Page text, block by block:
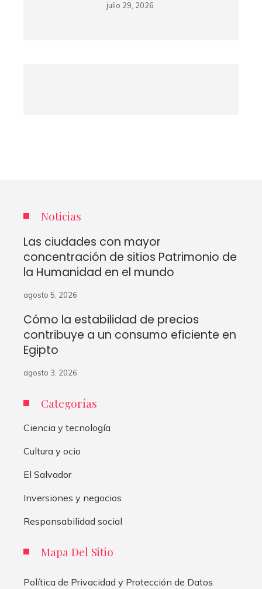
julio 29, 2026
Noticias
Las ciudades con mayor
concentración de sitios Patrimonio de
la Humanidad en el mundo
agosto 5, 2026
Cómo la estabilidad de precios
contribuye a un consumo eficiente en
Egipto
agosto 3, 2026
Categorías
Ciencia y tecnología
Cultura y ocio
El Salvador
Inversiones y negocios
Responsabilidad social
Mapa Del Sitio
Política de Privacidad y Protección de Datos